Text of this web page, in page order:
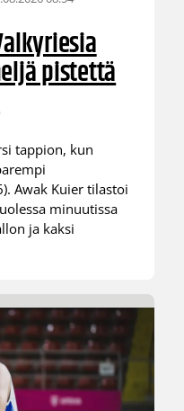
pistettä
tappion, kun
Awak Kuier tilastoi
minuutissa
ja kaksi